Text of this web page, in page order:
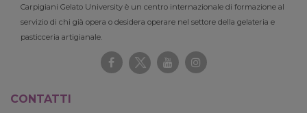
Carpigiani Gelato University è un centro internazionale di formazione al
servizio di chi già opera o desidera operare nel settore della gelateria e
pasticceria artigianale.
CONTATTI